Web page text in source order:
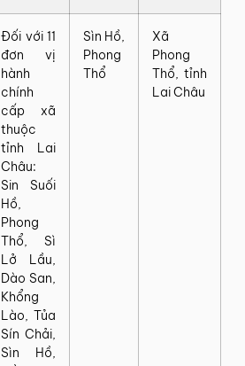
Đối với 11
đơn vị
hành
chính
cấp xã
thuộc
tỉnh Lai
Châu:
Sin Suối
Hồ,
Phong
Thổ, Sì
Lở Lầu,
Dào San,
Khổng
Lào, Tủa
Sín Chải,
Sìn Hồ,
Sìn Hồ,
Phong
Thổ
Xã
Phong
Thổ, tỉnh
Lai Châu